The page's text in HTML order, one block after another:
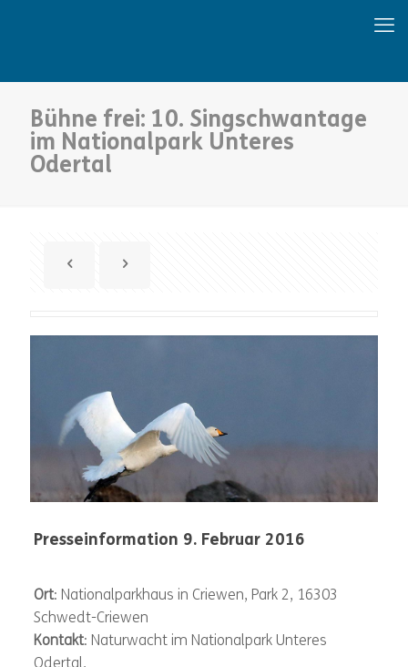
Bühne frei: 10. Singschwantage
im Nationalpark Unteres
Odertal
Presseinformation 9. Februar 2016
Ort: Nationalparkhaus in Criewen, Park 2, 16303
Schwedt-Criewen
Kontakt: Naturwacht im Nationalpark Unteres